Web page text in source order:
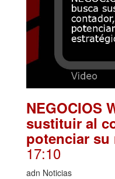
NEGOCIOS
sustituir al
potenciar
17:10
adn Noticias